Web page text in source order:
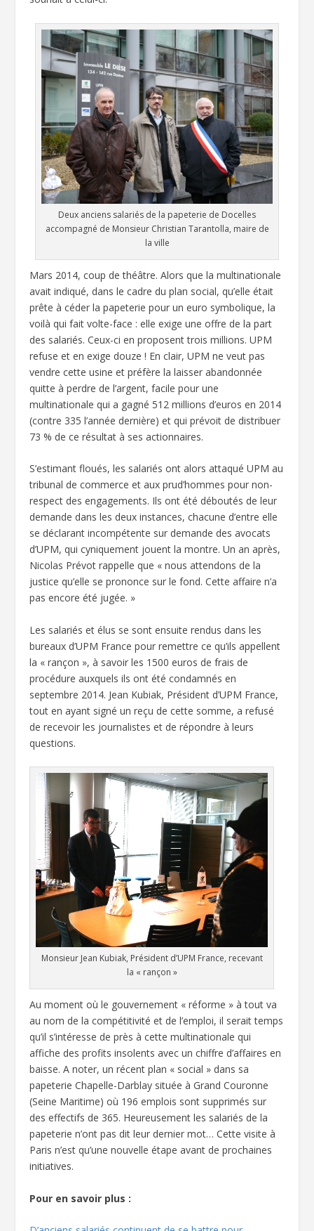
Deux anciens salariés de la papeterie de Docelles
accompagné de Monsieur Christian Tarantolla, maire de
la ville
Mars 2014, coup de théâtre. Alors que la multinationale
avait indiqué, dans le cadre du plan social, qu’elle était
prête à céder la papeterie pour un euro symbolique, la
voilà qui fait volte-face : elle exige une offre de la part
des salariés. Ceux-ci en proposent trois millions. UPM
refuse et en exige douze ! En clair, UPM ne veut pas
vendre cette usine et préfère la laisser abandonnée
quitte à perdre de l’argent, facile pour une
multinationale qui a gagné 512 millions d’euros en 2014
(contre 335 l’année dernière) et qui prévoit de distribuer
73 % de ce résultat à ses actionnaires.
S’estimant floués, les salariés ont alors attaqué UPM au
tribunal de commerce et aux prud’hommes pour non-
respect des engagements. Ils ont été déboutés de leur
demande dans les deux instances, chacune d’entre elle
se déclarant incompétente sur demande des avocats
d’UPM, qui cyniquement jouent la montre. Un an après,
Nicolas Prévot rappelle que « nous attendons de la
justice qu’elle se prononce sur le fond. Cette affaire n’a
pas encore été jugée. »
Les salariés et élus se sont ensuite rendus dans les
bureaux d’UPM France pour remettre ce qu’ils appellent
la « rançon », à savoir les 1500 euros de frais de
procédure auxquels ils ont été condamnés en
septembre 2014. Jean Kubiak, Président d’UPM France,
tout en ayant signé un reçu de cette somme, a refusé
de recevoir les journalistes et de répondre à leurs
questions.
Monsieur Jean Kubiak, Président d’UPM France, recevant
la « rançon »
Au moment où le gouvernement « réforme » à tout va
au nom de la compétitivité et de l’emploi, il serait temps
qu’il s’intéresse de près à cette multinationale qui
affiche des profits insolents avec un chiffre d’affaires en
baisse. A noter, un récent plan « social » dans sa
papeterie Chapelle-Darblay située à Grand Couronne
(Seine Maritime) où 196 emplois sont supprimés sur
des effectifs de 365. Heureusement les salariés de la
papeterie n’ont pas dit leur dernier mot… Cette visite à
Paris n’est qu’une nouvelle étape avant de prochaines
initiatives.
Pour en savoir plus :